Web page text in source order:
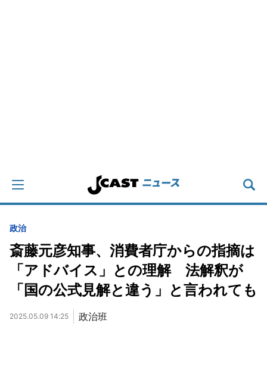
政治
斎藤元彦知事、消費者庁からの指摘は
「アドバイス」との理解 法解釈が
「国の公式見解と違う」と言われても
2025.05.09 14:25 政治班